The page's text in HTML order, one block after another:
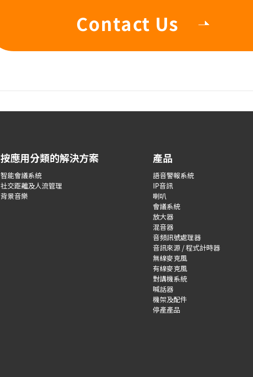
Contact Us
按應用分類的解決方案
智能會議系統
社交距離及人流管理
背景音樂
產品
語音警報系統
IP音訊
喇叭
會議系統
放大器
混音器
音頻訊號處理器
音訊來源 / 程式計時器
無線麥克風
有線麥克風
對講機系統
喊話器
機架及配件
停產產品